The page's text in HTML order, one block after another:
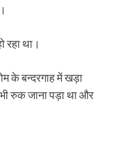
रहा था।
के बन्दरगाह में खड़ा
रुक जाना पड़ा था और